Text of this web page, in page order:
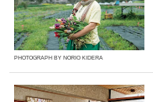
PHOTOGRAPH BY NORIO KIDERA